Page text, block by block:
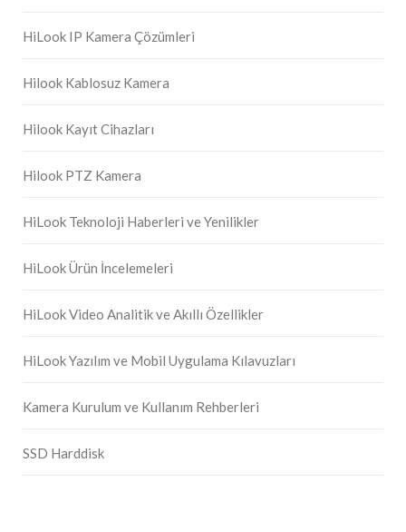
HiLook IP Kamera Çözümleri
Hilook Kablosuz Kamera
Hilook Kayıt Cihazları
Hilook PTZ Kamera
HiLook Teknoloji Haberleri ve Yenilikler
HiLook Ürün İncelemeleri
HiLook Video Analitik ve Akıllı Özellikler
HiLook Yazılım ve Mobil Uygulama Kılavuzları
Kamera Kurulum ve Kullanım Rehberleri
SSD Harddisk